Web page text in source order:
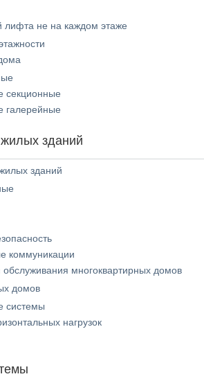
лифта не на каждом этаже
секционные
галерейные
зданий
зданий
коммуникации
обслуживания многоквартирных домов
домов
системы
нагрузок